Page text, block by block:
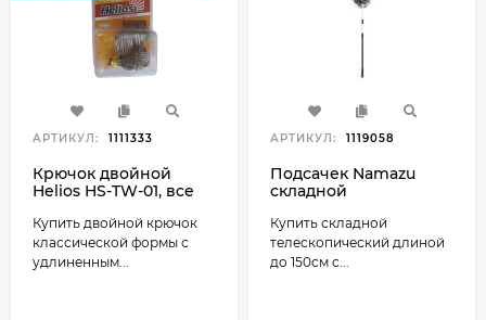
АРТИКУЛ: 1111333
Крючок двойной
Helios HS-TW-01, все
Купить двойной крючок
классической формы с
удлиненным...
АРТИКУЛ: 1119058
Подсачек Namazu
складной
150см треугольный
обод 40см N-YC40-150
Купить складной
телескопический длиной
до 150см с...